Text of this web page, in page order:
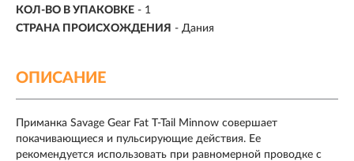
КОЛ-ВО В УПАКОВКЕ - 1
СТРАНА ПРОИСХОЖДЕНИЯ - Дания
ОПИСАНИЕ
Приманка Savage Gear Fat T-Tail Minnow совершает
покачивающиеся и пульсирующие действия. Ее
рекомендуется использовать при равномерной проводке с